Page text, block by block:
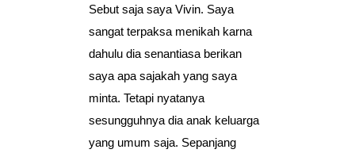
Sebut saja saya Vivin. Saya
sangat terpaksa menikah karna
dahulu dia senantiasa berikan
saya apa sajakah yang saya
minta. Tetapi nyatanya
sesungguhnya dia anak keluarga
yang umum saja. Sepanjang